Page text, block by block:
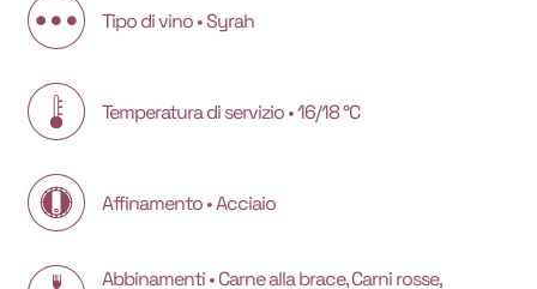
Tipo di vino • Syrah
Temperatura di servizio • 16/18 °C
Affinamento • Acciaio
Abbinamenti • Carne alla brace, Carni rosse,